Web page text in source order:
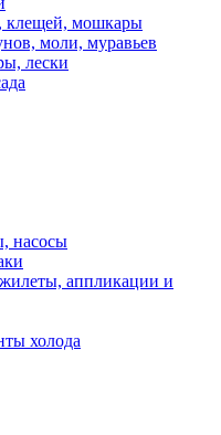
клещей, мошкары
моли, муравьев
лески
насосы
аппликации и
холода